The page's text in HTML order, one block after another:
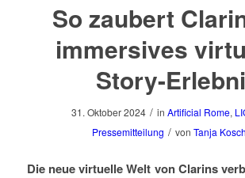
So zaubert
immersives
Story-
31. Oktober 2024 / in Artificial Rome,
Pressemitteilung / von Tanja
Die neue virtuelle Welt von Clarins